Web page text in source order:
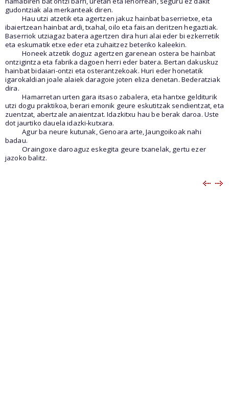
gudontziak ala merkanteak diren.
Hau utzi atzetik eta agertzen jakuz hainbat baserrietxe, eta
ibaiertzean hainbat ardi, txahal, oilo eta faisan deritzen hegaztiak.
Baserriok utziagaz batera agertzen dira huri alai eder bi ezkerretik
eta eskumatik etxe eder eta zuhaitzez beteriko kaleekin.
Honeek atzetik doguz agertzen garenean ostera be hainbat
ontzigintza eta fabrika dagoen herri eder batera. Bertan dakuskuz
hainbat bidaiari-ontzi eta osterantzekoak. Huri eder honetatik
igarokaldian joale alaiek daragoie joten eliza denetan. Bederatziak
dira.
Hamarretan urten gara itsaso zabalera, eta hantxe gelditurik
utzi dogu praktikoa, berari emonik geure eskutitzak sendientzat, eta
zuentzat, abertzale anaientzat. Idazkitxu hau be berak daroa. Uste
dot jaurtiko dauela idazki-kutxara.
Agur ba neure kutunak, Genoara arte, Jaungoikoak nahi
badau.
Oraingoxe daroaguz eskegita geure txanelak, gertu ezer
jazoko balitz.